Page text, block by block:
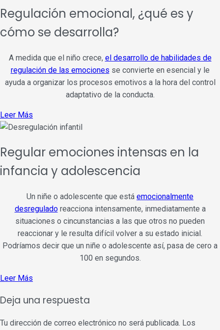
Regulación emocional, ¿qué es y
cómo se desarrolla?
A medida que el niño crece, el desarrollo de habilidades de
regulación de las emociones se convierte en esencial y le
ayuda a organizar los procesos emotivos a la hora del control
adaptativo de la conducta.
Leer Más
Regular emociones intensas en la
infancia y adolescencia
Un niñe o adolescente que está emocionalmente
desreguladoreacciona intensamente, inmediatamente a
situaciones o cincunstancias a las que otros no pueden
reaccionar y le resulta difícil volver a su estado inicial.
Podríamos decir que un niñe o adolescente así, pasa de cero a
100 en segundos.
Leer Más
Deja una respuesta
Tu dirección de correo electrónico no será publicada. Los